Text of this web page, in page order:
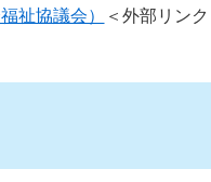
祉協議会）
＜外部リンク